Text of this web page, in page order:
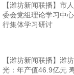
【潍坊新闻联播】市
委会党组理论学习中
行集体学习研讨
【潍坊新闻联播】潍
光：年产值46.9亿元